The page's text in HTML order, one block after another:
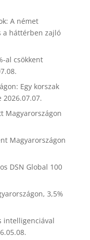
A német
a háttérben zajló
al csökkent
Egy korszak
2026.07.07.
Magyarországon
Magyarországon
DSN Global 100
3,5%
intelligenciával